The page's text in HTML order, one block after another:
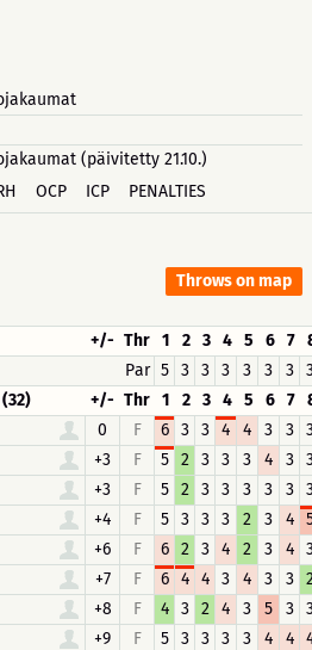
(päivitetty 21.10.)
OCP ICP PENALTIES
Throws on map
+/- Thr 1 2 3 4 5 6 7
Par 5 3 3 3 3 3 3
+/- Thr 1 2 3 4 5 6 7
0 F 6 3 3 4 4 3 3
+3 F 5 2 3 3 3 4 3
+3 F 5 2 3 3 3 3 3
+4 F 5 3 3 3 2 3 4
+6 F 6 2 3 4 2 3 4
+7 F 6 4 4 3 4 3 3
+8 F 4 3 2 4 3 5 3
+9 F 5 3 3 3 3 4 4